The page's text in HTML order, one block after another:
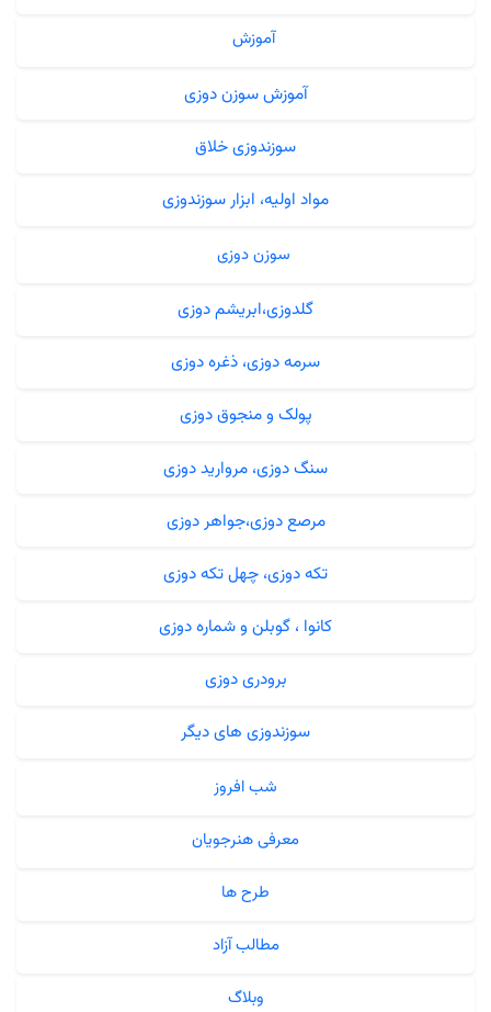
آموزش
آموزش سوزن دوزی
سوزندوزی خلاق
مواد اولیه، ابزار سوزندوزی
سوزن دوزی
گلدوزی،ابریشم دوزی
سرمه دوزی، ذغره دوزی
پولک و منجوق دوزی
سنگ دوزی، مروارید دوزی
مرصع دوزی،جواهر دوزی
تکه دوزی، چهل تکه دوزی
کانوا ، گوبلن و شماره دوزی
برودری دوزی
سوزندوزی های دیگر
شب افروز
معرفی هنرجویان
طرح ها
مطالب آزاد
وبلاگ